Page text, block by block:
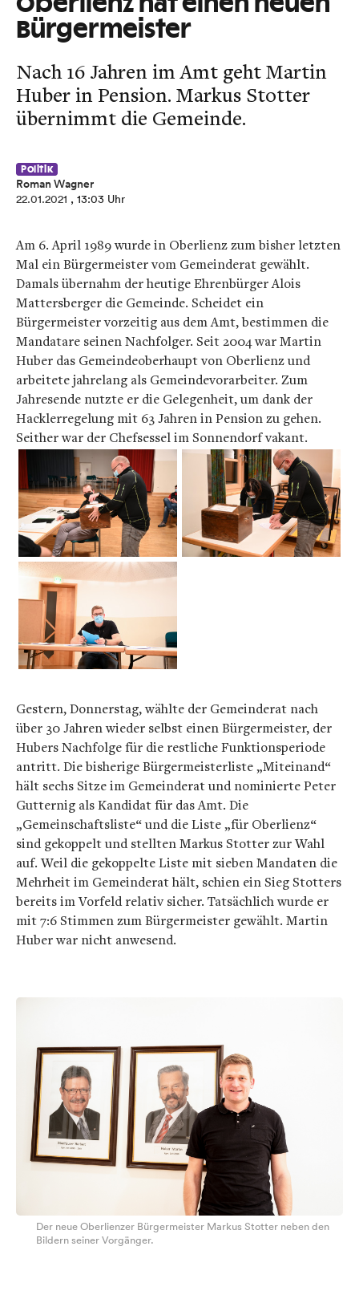
Oberlienz hat einen neuen
Bürgermeister
Nach 16 Jahren im Amt geht Martin
Huber in Pension. Markus Stotter
übernimmt die Gemeinde.
Politik
Roman Wagner
22.01.2021 , 13:03 Uhr
Am 6. April 1989 wurde in Oberlienz zum bisher letzten
Mal ein Bürgermeister vom Gemeinderat gewählt.
Damals übernahm der heutige Ehrenbürger Alois
Mattersberger die Gemeinde. Scheidet ein
Bürgermeister vorzeitig aus dem Amt, bestimmen die
Mandatare seinen Nachfolger. Seit 2004 war Martin
Huber das Gemeindeoberhaupt von Oberlienz und
arbeitete jahrelang als Gemeindevorarbeiter. Zum
Jahresende nutzte er die Gelegenheit, um dank der
Hacklerregelung mit 63 Jahren in Pension zu gehen.
Seither war der Chefsessel im Sonnendorf vakant.
Gestern, Donnerstag, wählte der Gemeinderat nach
über 30 Jahren wieder selbst einen Bürgermeister, der
Hubers Nachfolge für die restliche Funktionsperiode
antritt. Die bisherige Bürgermeisterliste „Miteinand“
hält sechs Sitze im Gemeinderat und nominierte Peter
Gutternig als Kandidat für das Amt. Die
„Gemeinschaftsliste“ und die Liste „für Oberlienz“
sind gekoppelt und stellten Markus Stotter zur Wahl
auf. Weil die gekoppelte Liste mit sieben Mandaten die
Mehrheit im Gemeinderat hält, schien ein Sieg Stotters
bereits im Vorfeld relativ sicher. Tatsächlich wurde er
mit 7:6 Stimmen zum Bürgermeister gewählt. Martin
Huber war nicht anwesend.
Der neue Oberlienzer Bürgermeister Markus Stotter neben den
Bildern seiner Vorgänger.